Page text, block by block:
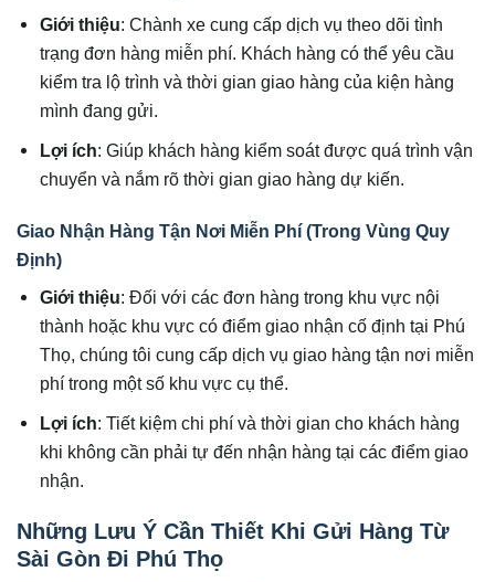
Giới thiệu: Chành xe cung cấp dịch vụ theo dõi tình
trạng đơn hàng miễn phí. Khách hàng có thể yêu cầu
kiểm tra lộ trình và thời gian giao hàng của kiện hàng
mình đang gửi.
Lợi ích: Giúp khách hàng kiểm soát được quá trình vận
chuyển và nắm rõ thời gian giao hàng dự kiến.
Giao Nhận Hàng Tận Nơi Miễn Phí (Trong Vùng Quy
Định)
Giới thiệu: Đối với các đơn hàng trong khu vực nội
thành hoặc khu vực có điểm giao nhận cố định tại Phú
Thọ, chúng tôi cung cấp dịch vụ giao hàng tận nơi miễn
phí trong một số khu vực cụ thể.
Lợi ích: Tiết kiệm chi phí và thời gian cho khách hàng
khi không cần phải tự đến nhận hàng tại các điểm giao
nhận.
Những Lưu Ý Cần Thiết Khi Gửi Hàng Từ
Sài Gòn Đi Phú Thọ